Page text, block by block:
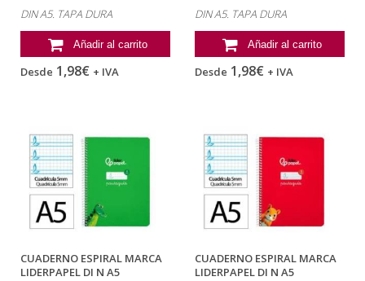
DIN A5. TAPA DURA
Añadir al carrito
Desde 1,98€ + IVA
DIN A5. TAPA DURA
Añadir al carrito
Desde 1,98€ + IVA
CUADERNO ESPIRAL MARCA
LIDERPAPEL DI N A5
CUADERNO ESPIRAL MARCA
LIDERPAPEL DI N A5